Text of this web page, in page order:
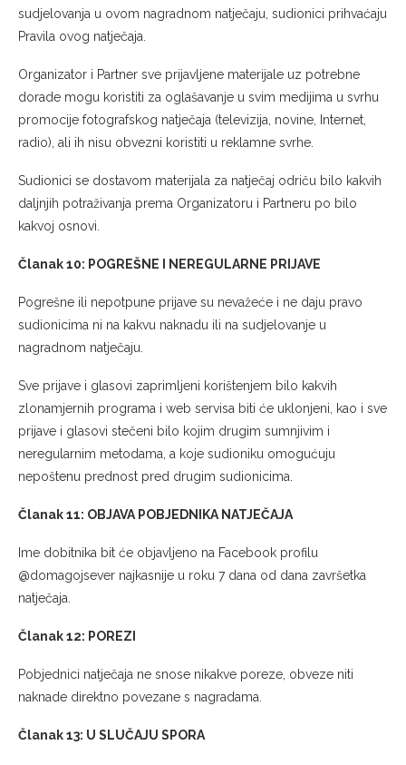
sudjelovanja u ovom nagradnom natječaju, sudionici prihvaćaju
Pravila ovog natječaja.
Organizator i Partner sve prijavljene materijale uz potrebne
dorade mogu koristiti za oglašavanje u svim medijima u svrhu
promocije fotografskog natječaja (televizija, novine, Internet,
radio), ali ih nisu obvezni koristiti u reklamne svrhe.
Sudionici se dostavom materijala za natječaj odriču bilo kakvih
daljnjih potraživanja prema Organizatoru i Partneru po bilo
kakvoj osnovi.
Članak 10: POGREŠNE I NEREGULARNE PRIJAVE
Pogrešne ili nepotpune prijave su nevažeće i ne daju pravo
sudionicima ni na kakvu naknadu ili na sudjelovanje u
nagradnom natječaju.
Sve prijave i glasovi zaprimljeni korištenjem bilo kakvih
zlonamjernih programa i web servisa biti će uklonjeni, kao i sve
prijave i glasovi stečeni bilo kojim drugim sumnjivim i
neregularnim metodama, a koje sudioniku omogućuju
nepoštenu prednost pred drugim sudionicima.
Članak 11: OBJAVA POBJEDNIKA NATJEČAJA
Ime dobitnika bit će objavljeno na Facebook profilu
@domagojsever najkasnije u roku 7 dana od dana završetka
natječaja.
Članak 12: POREZI
Pobjednici natječaja ne snose nikakve poreze, obveze niti
naknade direktno povezane s nagradama.
Članak 13: U SLUČAJU SPORA